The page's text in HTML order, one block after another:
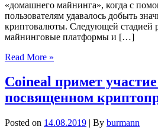
«домашнего майнинга», когда с
пользователям удавалось добыть
криптовалюты. Следующей стадией
майнинговые платформы и […]
Read More »
Coineal примет
посвященном
Posted on 14.08.2019 | By burmann